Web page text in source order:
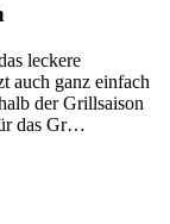
leckere
auch ganz einfach
der Grillsaison
das Gr…